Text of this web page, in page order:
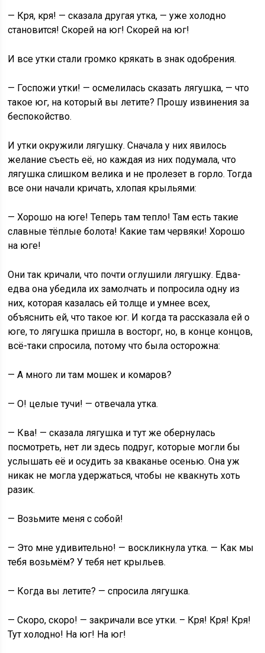
— Кря, кря! — сказала другая утка, — уже холодно
становится! Скорей на юг! Скорей на юг!
И все утки стали громко крякать в знак одобрения.
— Госпожи утки! — осмелилась сказать лягушка, — что
такое юг, на который вы летите? Прошу извинения за
беспокойство.
И утки окружили лягушку. Сначала у них явилось
желание съесть её, но каждая из них подумала, что
лягушка слишком велика и не пролезет в горло. Тогда
все они начали кричать, хлопая крыльями:
— Хорошо на юге! Теперь там тепло! Там есть такие
славные тёплые болота! Какие там червяки! Хорошо
на юге!
Они так кричали, что почти оглушили лягушку. Едва-
едва она убедила их замолчать и попросила одну из
них, которая казалась ей толще и умнее всех,
объяснить ей, что такое юг. И когда та рассказала ей о
юге, то лягушка пришла в восторг, но, в конце концов,
всё-таки спросила, потому что была осторожна:
— А много ли там мошек и комаров?
— О! целые тучи! — отвечала утка.
— Ква! — сказала лягушка и тут же обернулась
посмотреть, нет ли здесь подруг, которые могли бы
услышать её и осудить за кваканье осенью. Она уж
никак не могла удержаться, чтобы не квакнуть хоть
разик.
— Возьмите меня с собой!
— Это мне удивительно! — воскликнула утка. — Как мы
тебя возьмём? У тебя нет крыльев.
— Когда вы летите? — спросила лягушка.
— Скоро, скоро! — закричали все утки. – Кря! Кря! Кря!
Тут холодно! На юг! На юг!